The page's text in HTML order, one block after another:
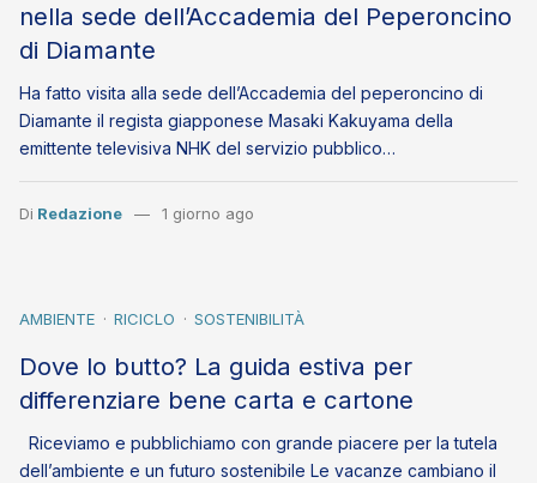
nella sede dell’Accademia del Peperoncino
di Diamante
Ha fatto visita alla sede dell’Accademia del peperoncino di
Diamante il regista giapponese Masaki Kakuyama della
emittente televisiva NHK del servizio pubblico…
Di Redazione 1 giorno ago
AMBIENTE RICICLO SOSTENIBILITÀ
Dove lo butto? La guida estiva per
differenziare bene carta e cartone
Riceviamo e pubblichiamo con grande piacere per la tutela
dell’ambiente e un futuro sostenibile Le vacanze cambiano il